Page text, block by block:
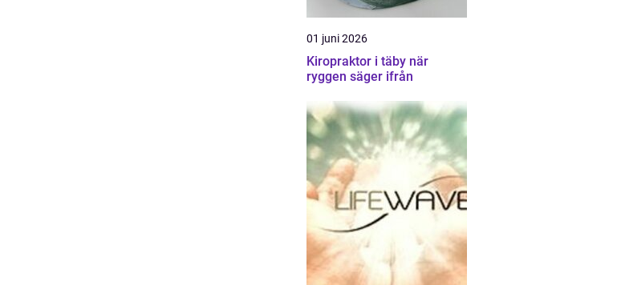
01 juni 2026
Kiropraktor i täby när
ryggen säger ifrån